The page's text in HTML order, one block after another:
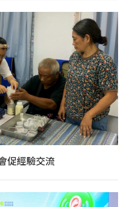
促經驗交流